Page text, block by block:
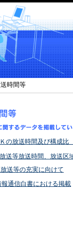
送時間等
の放送時間及び構成比
送等放送時間、放送区
送等の充実に向けて
通信白書における掲載